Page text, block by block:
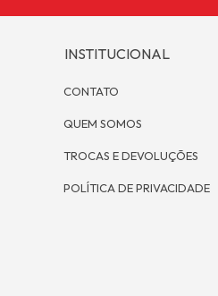
INSTITUCIONAL
CONTATO
QUEM SOMOS
TROCAS E DEVOLUÇÕES
POLÍTICA DE PRIVACIDADE